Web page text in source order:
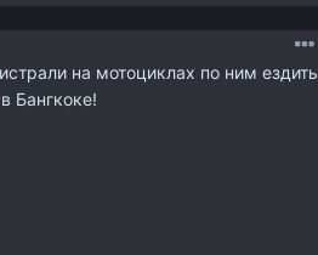
на мотоциклах по ним ездить
Бангкоке!